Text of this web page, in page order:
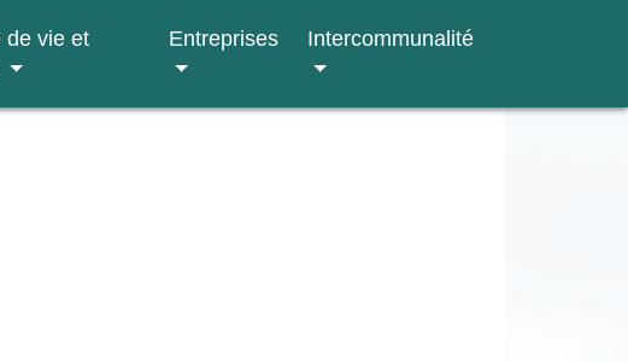
de vie et
Entreprises Intercommunalité